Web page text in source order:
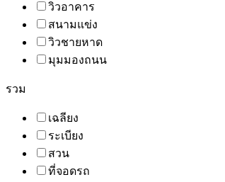
วิวอาคาร
สนามแข่ง
วิวชายหาด
มุมมองถนน
รวม
เฉลียง
ระเบียง
สวน
ที่จอดรถ